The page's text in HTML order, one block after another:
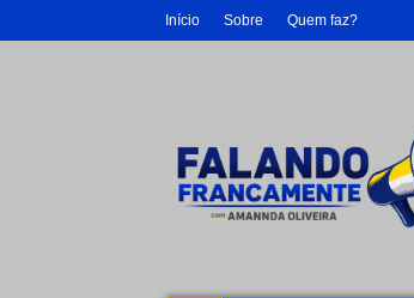
Início Sobre Quem faz?